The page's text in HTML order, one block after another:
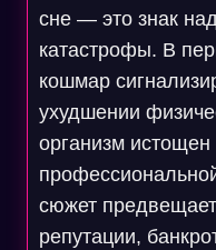
сне — это знак
катастрофы. В
кошмар
ухудшении
организм
сюжет
репутации,